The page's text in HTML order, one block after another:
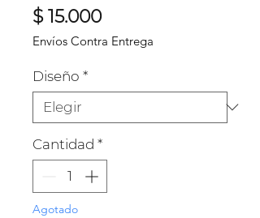
$ 15.000Precio
Envíos Contra Entrega
Diseño *
Cantidad *
Agotado